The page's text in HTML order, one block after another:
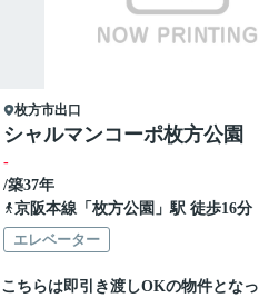
枚方市出口
シャルマンコーポ枚方公園
-
/築37年
京阪本線「 枚方公園 」駅 徒歩16分
エレベーター
こちらは即引き渡しOKの物件となっ